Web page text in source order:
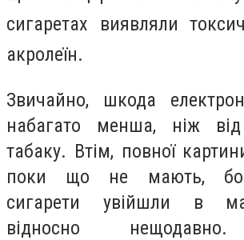
сигаретах виявляли
акролеїн.
Звичайно, шкода
набагато менша, ніж від
табаку. Втім, повної
поки що не мають, бо
сигарети увійшли в
відносно